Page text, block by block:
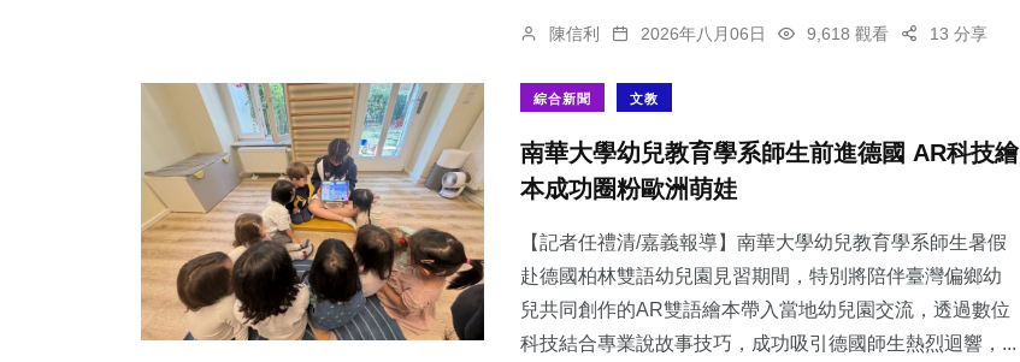
陳信利 2026年八月06日 9,618 觀看 13 分享
綜合新聞 文教
南華大學幼兒教育學系師生前進德國 AR科技繪
本成功圈粉歐洲萌娃
【記者任禮清/嘉義報導】南華大學幼兒教育學系師生暑假
赴德國柏林雙語幼兒園見習期間，特別將陪伴臺灣偏鄉幼
兒共同創作的AR雙語繪本帶入當地幼兒園交流，透過數位
科技結合專業說故事技巧，成功吸引德國師生熱烈迴響，...